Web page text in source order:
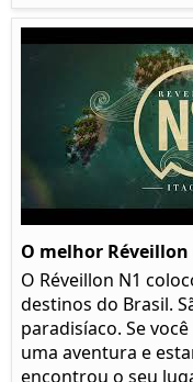
O melhor
O Réveillon N1
destinos do Brasil.
paradisíaco. Se
uma aventura e
encontrou o seu